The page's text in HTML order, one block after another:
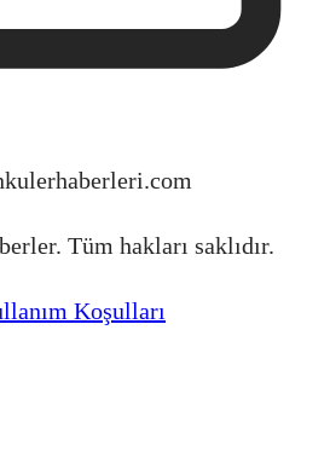
Tüm hakları saklıdır.
Koşulları